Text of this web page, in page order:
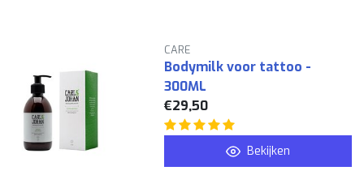
CARE
Bodymilk voor tattoo -
300ML
€29,50
Bekijken